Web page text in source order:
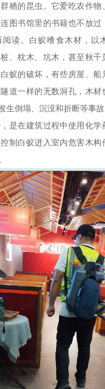
栖的昆虫。它爱吃农作物
图书馆里的书籍也不放过
阅读。白蚁嗜食木材，以
、枕木、坑木，甚至秋千
蚁的破坏，有些房屋、
道一样的无数洞孔，木材
生倒塌、沉没和折断等事故
是在建筑过程中使用化学
制白蚁进入室内危害木构